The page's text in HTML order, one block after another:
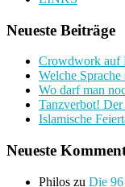
Neueste Beiträge
Crowdwork auf
Welche
Wo darf man
Tanzverbot!
Islamische
Neueste
Philos zu Die 96